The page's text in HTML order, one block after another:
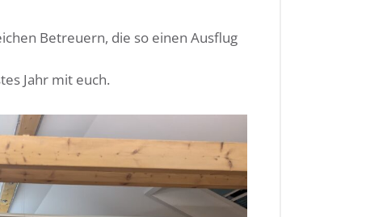
Betreuern, die so einen Ausflug
Jahr mit euch.